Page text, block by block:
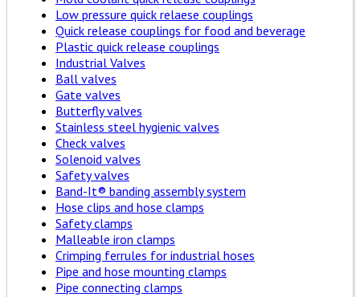
Low pressure quick relaese couplings
Quick release couplings for food and beverage
Plastic quick release couplings
Industrial Valves
Ball valves
Gate valves
Butterfly valves
Stainless steel hygienic valves
Check valves
Solenoid valves
Safety valves
Band-It® banding assembly system
Hose clips and hose clamps
Safety clamps
Malleable iron clamps
Crimping ferrules for industrial hoses
Pipe and hose mounting clamps
Pipe connecting clamps